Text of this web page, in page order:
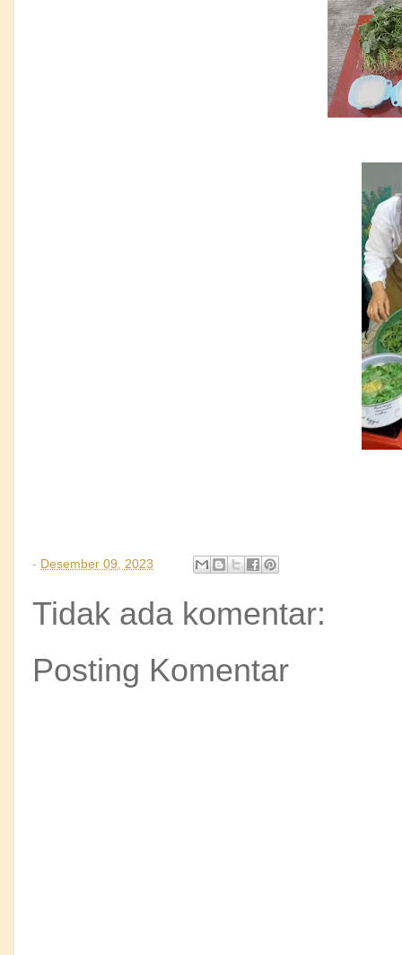
- Desember 09, 2023
Tidak ada komentar:
Posting Komentar